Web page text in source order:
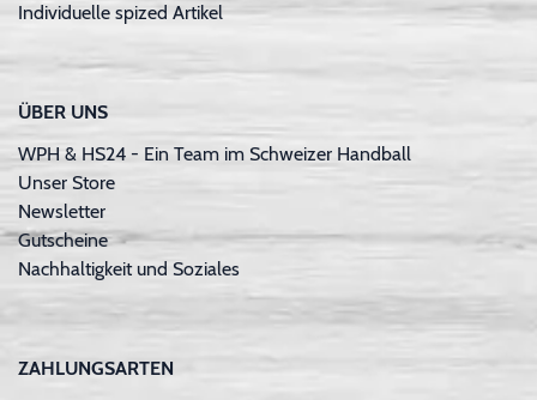
Individuelle spized Artikel
ÜBER UNS
WPH & HS24 - Ein Team im Schweizer Handball
Unser Store
Newsletter
Gutscheine
Nachhaltigkeit und Soziales
ZAHLUNGSARTEN